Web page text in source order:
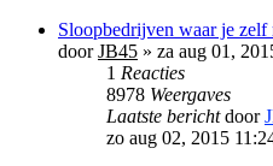
Sloopbedrijven waar je zelf
doorJB45 » za aug 01,
1 Reacties
8978 Weergaves
Laatste berichtdoor
zo aug 02, 2015